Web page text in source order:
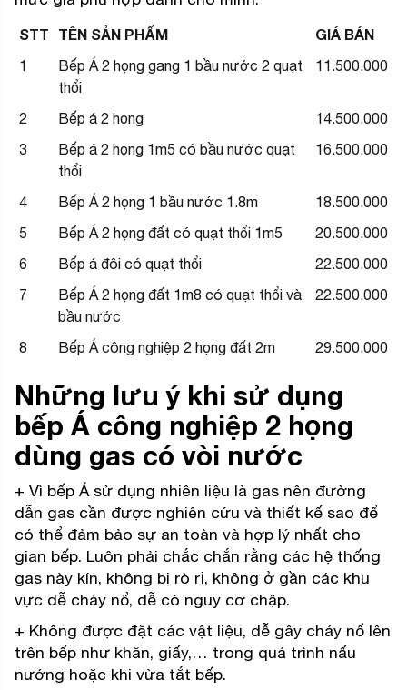
STT TÊN SẢN PHẨM GIÁ BÁN
1
Bếp Á 2 họng gang 1 bầu nước 2 quạt
thổi
11.500.000
2 Bếp á 2 họng
14.500.000
3
Bếp á 2 họng 1m5 có bầu nước quạt
thổi
16.500.000
4 Bếp Á 2 họng 1 bầu nước 1.8m
18.500.000
5
Bếp Á 2 họng đất có quạt thổi 1m5
20.500.000
6
Bếp á đôi có quạt thổi
22.500.000
7
Bếp Á 2 họng đất 1m8 có quạt thổi và
bầu nước
22.500.000
8 Bếp Á công nghiệp 2 họng đất 2m 29.500.000
Những lưu ý khi sử dụng
bếp Á công nghiệp 2 họng
dùng gas có vòi nước
+ Vì bếp Á sử dụng nhiên liệu là gas nên đường
dẫn gas cần được nghiên cứu và thiết kế sao để
có thể đảm bảo sự an toàn và hợp lý nhất cho
gian bếp. Luôn phải chắc chắn rằng các hệ thống
gas này kín, không bị rò rỉ, không ở gần các khu
vực dễ cháy nổ, dễ có nguy cơ chập.
+ Không được đặt các vật liệu, dễ gây cháy nổ lên
trên bếp như khăn, giấy,… trong quá trình nấu
nướng hoặc khi vừa tắt bếp.